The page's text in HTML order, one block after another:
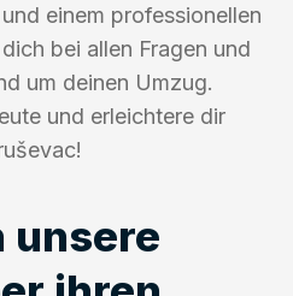
einem professionellen
bei allen Fragen und
um deinen Umzug.
und erleichtere dir
unsere